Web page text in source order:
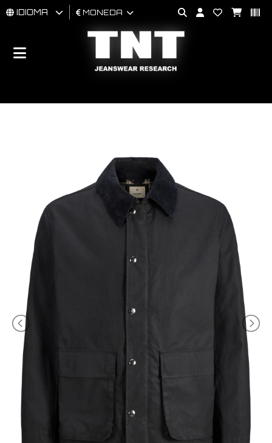
HOMBRES
BRAND
IDIOMA MONEDA